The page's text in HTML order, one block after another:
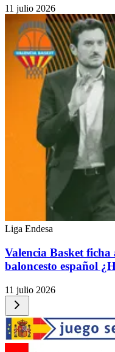
11 julio 2026
Liga Endesa
Valencia Basket ficha
baloncesto español
11 julio 2026